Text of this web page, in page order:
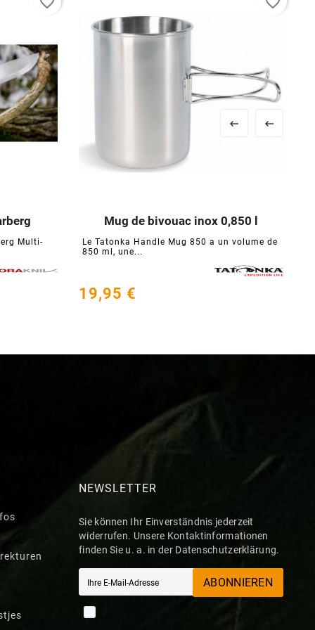
 
Multi-
Mug de bivouac inox 0,850 l
Le Tatonka Handle Mug 850 a un volume de
850 ml, une...
 
19,95 €
NEWSLETTER
Sie können Ihr Einverständnis jederzeit
widerrufen. Unsere Kontaktinformationen
finden Sie u. a. in der Datenschutzerklärung.
ABONNIEREN